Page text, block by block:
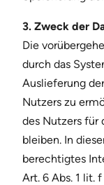
3. Zweck der
Die
durch das
Auslieferung
Nutzers zu
des Nutzers für
bleiben. In
berechtigtes
Art. 6 Abs. 1 lit.